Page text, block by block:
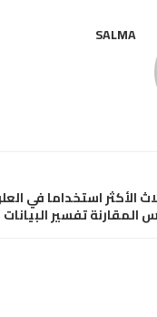
SALMA
الأكثر استخداما في
المقارنة تفسير البيانات